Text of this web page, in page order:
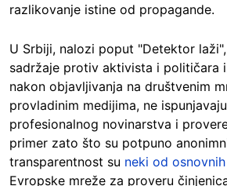
razlikovanje istine od propagande.
U Srbiji, nalozi poput "Detektor
sadržaje protiv aktivista i političara
nakon objavljivanja na društvenim
provladinim medijima, ne
profesionalnog novinarstva i
primer zato što su potpuno
transparentnost su neki od
Evropske mreže za proveru